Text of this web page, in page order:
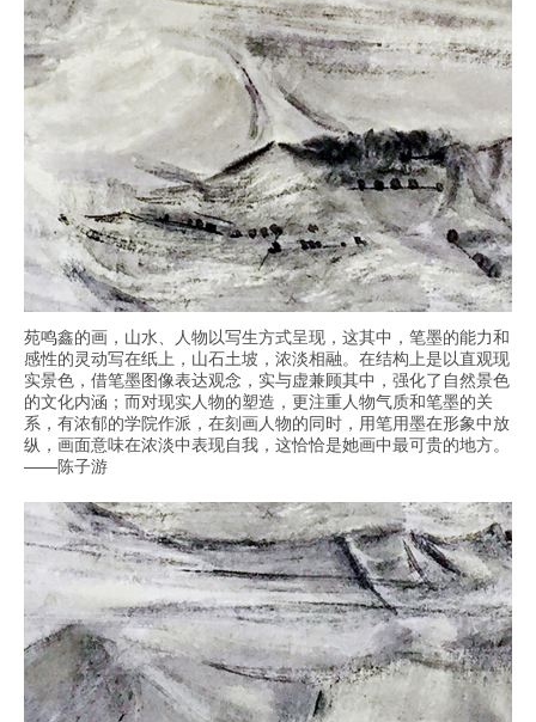
苑鸣鑫的画，山水、人物以写生方式呈现，这其中，笔墨的能力和
感性的灵动写在纸上，山石土坡，浓淡相融。在结构上是以直观现
实景色，借笔墨图像表达观念，实与虚兼顾其中，强化了自然景色
的文化内涵；而对现实人物的塑造，更注重人物气质和笔墨的关
系，有浓郁的学院作派，在刻画人物的同时，用笔用墨在形象中放
纵，画面意味在浓淡中表现自我，这恰恰是她画中最可贵的地方。
——陈子游